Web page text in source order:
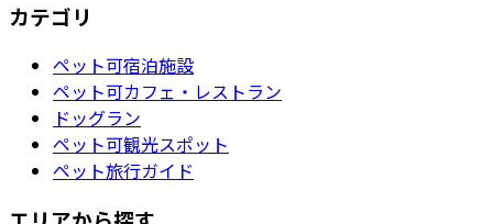
カテゴリ
ペット可宿泊施設
ペット可カフェ・レストラン
ドッグラン
ペット可観光スポット
ペット旅行ガイド